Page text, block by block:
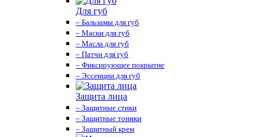
Для губ
– Бальзамы для губ
– Маски для губ
– Масла для губ
– Патчи для губ
– Фиксирующее покрытие
– Эссенции для губ
Защита лица
– Защитные стики
– Защитные тоники
– Защитный крем